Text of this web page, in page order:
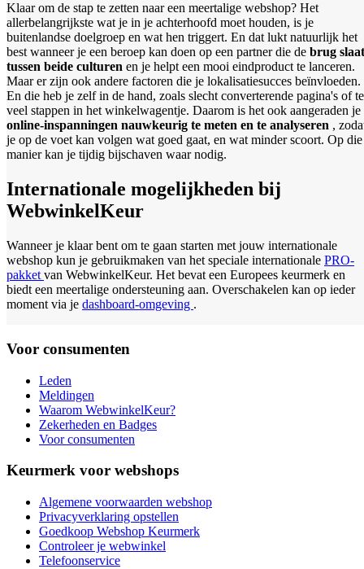
Klaar om de stap te zetten naar een meertalige webshop? Het
allerbelangrijkste wat je in je achterhoofd moet houden, is je
buitenlandse doelgroep en wat hen triggert. En dat lukt natuurlijk het
best wanneer je een beroep kan doen op een partner die de brug slaat
tussen beide culturen en je helpt een mooi eindproduct te lanceren.
Maar er zijn ook andere factoren die je lokalisatiesucces beïnvloeden.
En die heb je zelf in de hand, zoals slecht converterende pagina's of te
veel stappen in het winkelwagentje. Daarom is het ook aangeraden je
online-inspanningen nauwkeurig te meten en te analyseren ,
je op de voet kan volgen wat goed gaat, en wat minder scoort. Op die
manier kan je tijdig bijschaven waar nodig.
Internationale mogelijkheden bij
WebwinkelKeur
Wanneer je klaar bent om te gaan starten met jouw internationale
webshop kun je gebruikmaken van het speciale internationale PRO-
pakket van WebwinkelKeur. Het bevat een Europees keurmerk en
biedt een meertalige ondersteuning aan. Overschakelen kan op ieder
moment via je dashboard-omgeving .
Voor consumenten
Leden
Meldingen
Waarom WebwinkelKeur?
Zekerheden en Badges
Voor consumenten
Keurmerk voor webshops
Algemene voorwaarden webshop
Privacyverklaring opstellen
Goedkoop Webshop Keurmerk
Controleer je webwinkel
Telefoonservice